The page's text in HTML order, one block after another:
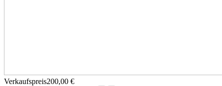
Verkaufspreis200,00 €